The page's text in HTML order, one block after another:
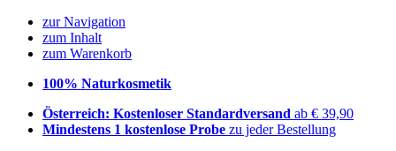
zur Navigation
zum Inhalt
zum Warenkorb
100% Naturkosmetik
Österreich: Kostenloser Standardversand ab € 39,90
Mindestens 1 kostenlose Probe zu jeder Bestellung